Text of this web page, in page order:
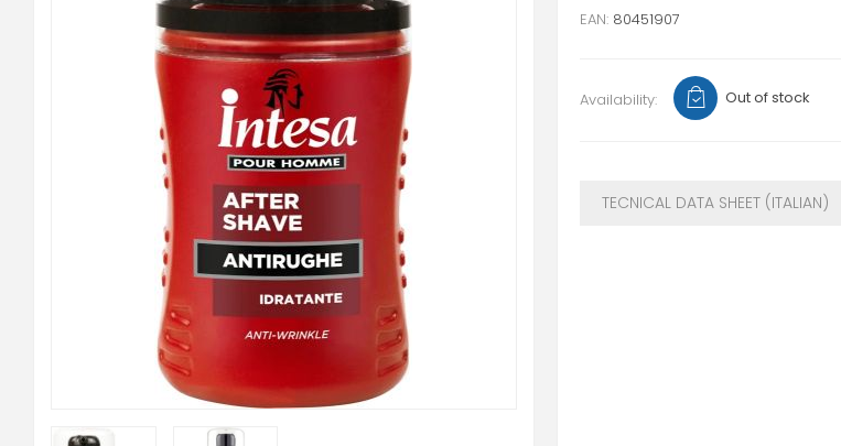
EAN: 80451907
Availability: Out of stock
TECNICAL DATA SHEET (ITALIAN)